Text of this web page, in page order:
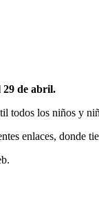
29 de abril.
todos los niños y
enlaces, donde